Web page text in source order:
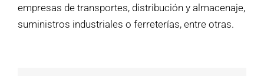
empresas de transportes, distribución y almacenaje,
suministros industriales o ferreterías, entre otras.